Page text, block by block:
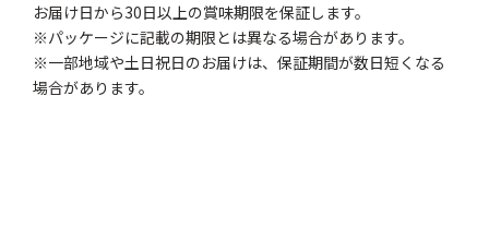
お届け日から30日以上の賞味期限を保証します。
※パッケージに記載の期限とは異なる場合があります。
※一部地域や土日祝日のお届けは、保証期間が数日短くなる
場合があります。